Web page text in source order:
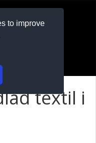
to improve
textil i